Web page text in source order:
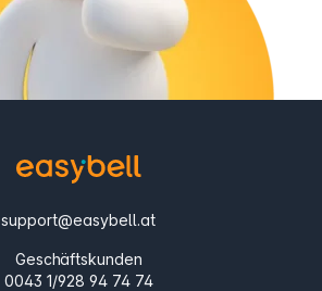
support@easybell.at
Geschäftskunden
0043 1/928 94 74 74